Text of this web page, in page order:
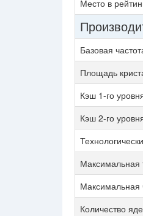
Место в
Базовая
Площадь
Кэш 1-го
Кэш 2-го
Максимальная
Максимальная
Количество